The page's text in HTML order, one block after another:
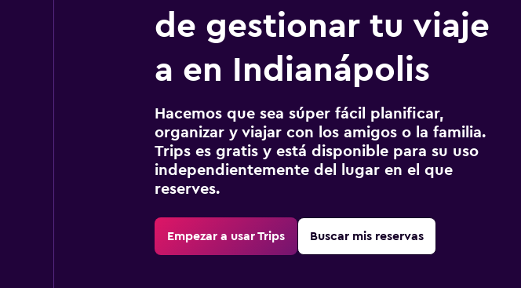
de gestionar tu viaje
a en Indianápolis
Hacemos que sea súper fácil planificar,
organizar y viajar con los amigos o la familia.
Trips es gratis y está disponible para su uso
independientemente del lugar en el que
reserves.
Empezar a usar Trips Buscar mis reservas